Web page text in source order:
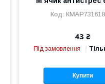
43 ₴
Під замовлення
Купити